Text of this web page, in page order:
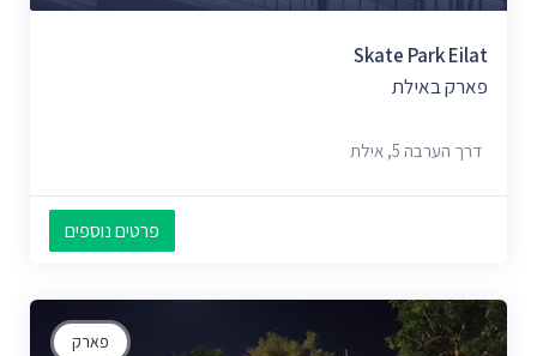
Skate Park Eilat
פארק באילת
דרך הערבה 5, אילת
פרטים נוספים
פארק